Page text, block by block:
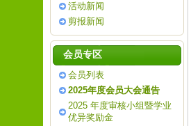
活动新闻
剪报新闻
会员专区
会员列表
2025年度会员大会通告
2025 年度审核小组暨学业
优异奖励金